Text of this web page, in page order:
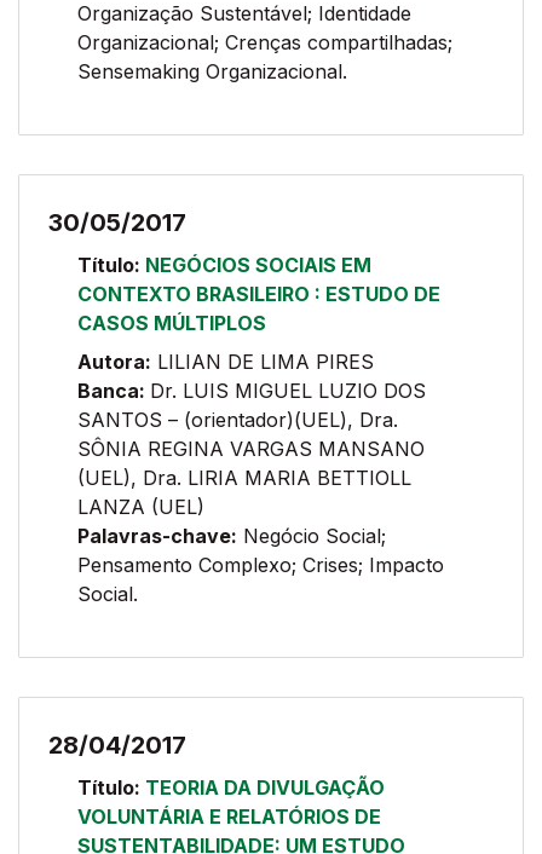
Organização Sustentável; Identidade
Organizacional; Crenças compartilhadas;
Sensemaking Organizacional.
30/05/2017
Título: NEGÓCIOS SOCIAIS EM
CONTEXTO BRASILEIRO : ESTUDO DE
CASOS MÚLTIPLOS
Autora: LILIAN DE LIMA PIRES
Banca: Dr. LUIS MIGUEL LUZIO DOS
SANTOS – (orientador)(UEL), Dra.
SÔNIA REGINA VARGAS MANSANO
(UEL), Dra. LIRIA MARIA BETTIOLL
LANZA (UEL)
Palavras-chave: Negócio Social;
Pensamento Complexo; Crises; Impacto
Social.
28/04/2017
Título: TEORIA DA DIVULGAÇÃO
VOLUNTÁRIA E RELATÓRIOS DE
SUSTENTABILIDADE: UM ESTUDO